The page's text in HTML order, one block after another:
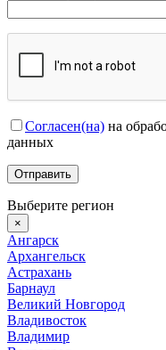
Согласен(на) на
данных
Выберите регион
×
Ангарск
Архангельск
Астрахань
Барнаул
Великий Новгород
Владивосток
Владимир